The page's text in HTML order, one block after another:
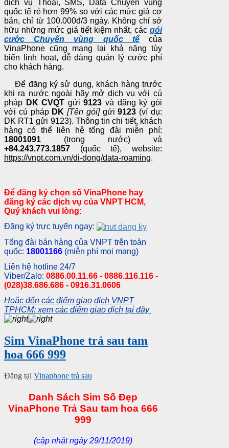
dịch vụ Thoại, SMS, Data Chuyển vùng
quốc tế rẻ hơn 99% so với các mức giá cơ
bản, chỉ từ 100.000đ/3 ngày. Không chỉ sở
hữu những mức giá tiết kiệm nhất, các gói
cước Chuyển vùng quốc tếcủa
VinaPhone cũng mang lại khả năng tùy
biến linh hoạt, dễ dàng quản lý cước phí
cho khách hàng.
Để đăng ký sử dụng, khách hàng trước
khi ra nước ngoài hãy mở dịch vụ với cú
pháp DK CVQT gửi9123 và đăng ký gói
với cú pháp DK [Tên gói]gửi9123 (ví dụ:
DK RT1 gửi 9123). Thông tin chi tiết, khách
hàng có thể liên hệ tổng đài miễn phí:
18001091 (trong nước) và
+84.243.773.1857 (quốc tế), website:
https://vnpt.com.vn/di-dong/data-roaming.
Để đăng ký chọn số VinaPhone hay
đăng ký các dịch vụ của VNPT HCM,
Quý khách vui lòng:
Đăng ký trực tuyến ngay:
Tổng đài bán hàng của VNPT trên toàn
quốc: 18001166 (miễn phí mọi mạng)
Liên hệ hotline 24/7
Viber/Zalo: 0886.00.11.66 - 0886.116.116 -
(028)38.686.686 - 0916.31.0606
Hoặc đến các điểm giao dịch VNPT
TPHCM: xem các điểm giao dịch tại đây
Sim VinaPhone trả sau tam
hoa 666 999
Đăng tại Vinaphone trả sau
Danh Sách Sim Số Đẹp
VinaPhone Trả Sau tam hoa 666
999
(cập nhật ngày 29/11/2019)